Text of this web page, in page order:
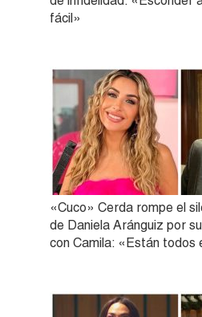
fácil»
«Cuco» Cerda rompe el
de Daniela Aránguiz por
con Camila: «Están todos